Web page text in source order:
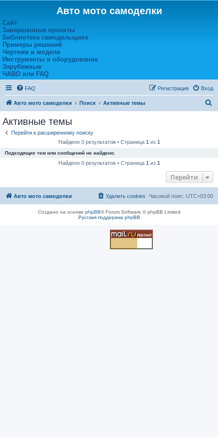
Авто мото самоделки
Сайт
Завершенные проекты
Библиотека самодельщика
Примеры решений
Чертежи и модели
Инструменты и оборудование
Зарубежные
ЧАВО или FAQ
FAQ Вход
Регистрация
Авто мото самоделки Поиск Активные темы
Активные темы
Перейти к расширенному поиску
Найдено 0 результатов • Страница 1 из 1
Подходящих тем или сообщений не найдено.
Найдено 0 результатов • Страница 1 из 1
Перейти
Авто мото самоделки Часовой пояс: UTC+03:00
Удалить cookies
Создано на основе phpBB® Forum Software © phpBB Limited
Русская поддержка phpBB